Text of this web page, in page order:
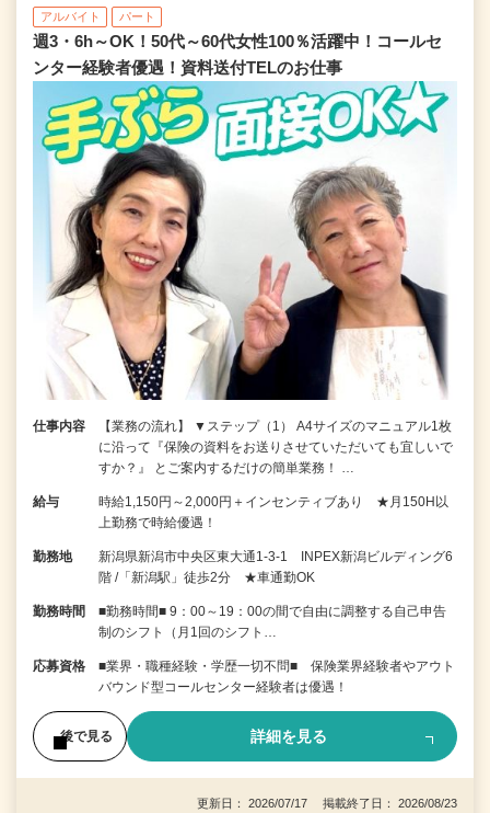
アルバイト パート
週3・6h～OK！50代～60代女性100％活躍中！コールセ
ンター経験者優遇！資料送付TELのお仕事
仕事内容
【業務の流れ】 ▼ステップ（1） A4サイズのマニュアル1枚
に沿って『保険の資料をお送りさせていただいても宜しいで
すか？』 とご案内するだけの簡単業務！ …
給与
時給1,150円～2,000円＋インセンティブあり ★月150H以
上勤務で時給優遇！
勤務地
新潟県新潟市中央区東大通1-3-1 INPEX新潟ビルディング6
階 /「新潟駅」徒歩2分 ★車通勤OK
勤務時間
■勤務時間■ 9：00～19：00の間で自由に調整する自己申告
制のシフト（月1回のシフト…
応募資格
■業界・職種経験・学歴一切不問■ 保険業界経験者やアウト
バウンド型コールセンター経験者は優遇！
後で見る 詳細を見る
更新日： 2026/07/17 掲載終了日： 2026/08/23